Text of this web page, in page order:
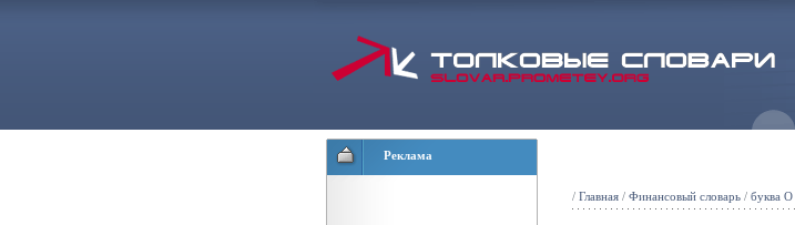
Реклама
/ Главная / Финансовый словарь / буква О